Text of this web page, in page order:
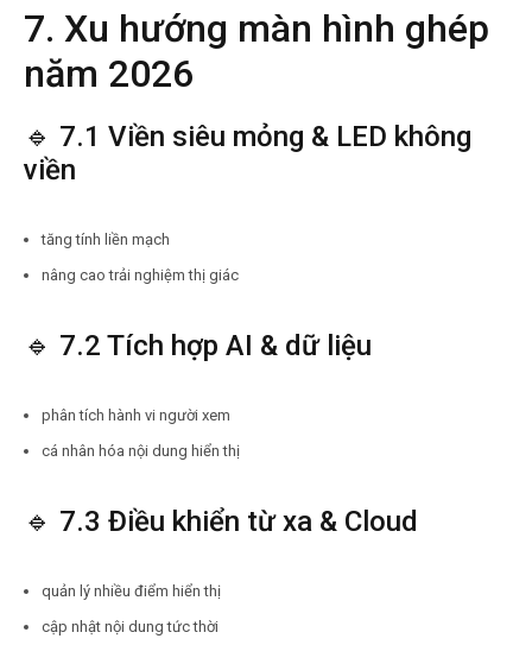
7. Xu hướng màn hình ghép
năm 2026
🔹 7.1 Viền siêu mỏng & LED không
viền
tăng tính liền mạch
nâng cao trải nghiệm thị giác
🔹 7.2 Tích hợp AI & dữ liệu
phân tích hành vi người xem
cá nhân hóa nội dung hiển thị
🔹 7.3 Điều khiển từ xa & Cloud
quản lý nhiều điểm hiển thị
cập nhật nội dung tức thời